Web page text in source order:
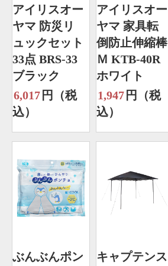
アイリスオー
ヤマ 防災リ
ュックセット
33点 BRS-33
ブラック
6,017 円（税
込）
アイリスオー
ヤマ 家具転
倒防止伸縮棒
Ｍ KTB-40R
ホワイト
1,947 円（税
込）
ぶんぶんポン
キャプテンス